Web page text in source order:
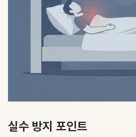
실수 방지 포인트